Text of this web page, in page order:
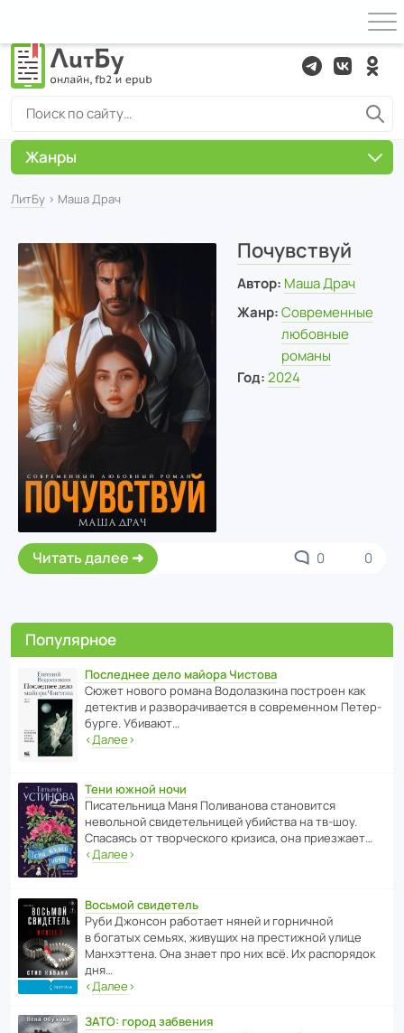
ЛитБу › Маша Драч
Почувствуй
Автор: Маша Драч
Жанр: Современные
любовные
романы
Год: 2024
Читать далее 0 0
Жанры
Популярное
Последнее дело майора Чистова
Сюжет нового романа Водо­ла­з­кина пост­роен как
дете­ктив и разво­ра­чи­ва­ется в совре­менном Пете­р­
бурге. Убивают…
‹Далее›
Тени южной ночи
Писа­тель­ница Маня Поли­ва­нова стано­вится
невольной свиде­тель­ницей убийства на тв-шоу.
Спасаясь от твор­че­с­кого кризиса, она приезжает…
‹Далее›
Восьмой свидетель
Руби Джонсон рабо­тает няней и горни­чной
в богатых семьях, живущих на прес­ти­жной улице
Манх­эт­тена. Она знает про них всё. Их распо­рядок
дня…
‹Далее›
ЗАТО: город забвения